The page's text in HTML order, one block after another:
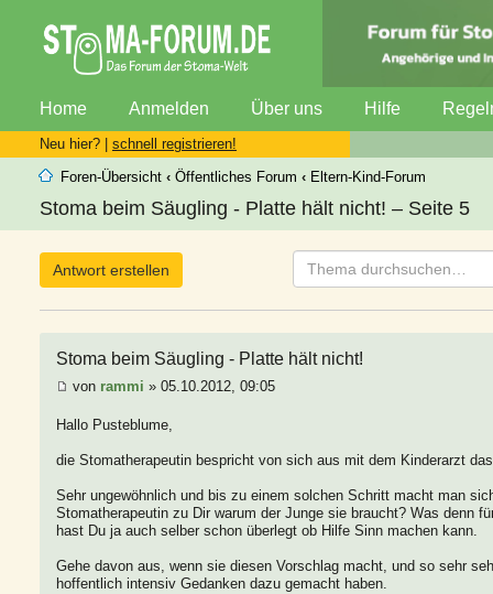
Home Anmelden Über uns Hilfe
Neu hier? | schnell registrieren!
Foren-Übersicht ‹ Öffentliches Forum ‹ Eltern-Kind-Forum
Stoma beim Säugling - Platte hält nicht! – Seite 5
Antwort erstellen
Stoma beim Säugling - Platte hält nicht!
von rammi » 05.10.2012, 09:05
Hallo Pusteblume,
die Stomatherapeutin bespricht von sich aus mit dem Kinderarzt
Sehr ungewöhnlich und bis zu einem solchen Schritt macht man
Stomatherapeutin zu Dir warum der Junge sie braucht? Was denn
hast Du ja auch selber schon überlegt ob Hilfe Sinn machen kann.
Gehe davon aus, wenn sie diesen Vorschlag macht, und so sehr
hoffentlich intensiv Gedanken dazu gemacht haben.